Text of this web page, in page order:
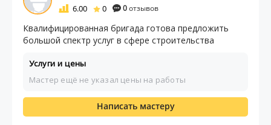
6.00 0 0отзывов
Квалифицированная бригада готова предложить
большой спектр услуг в сфере строительства
Услуги и цены
Мастер ещё не указал цены на работы
Написать мастеру